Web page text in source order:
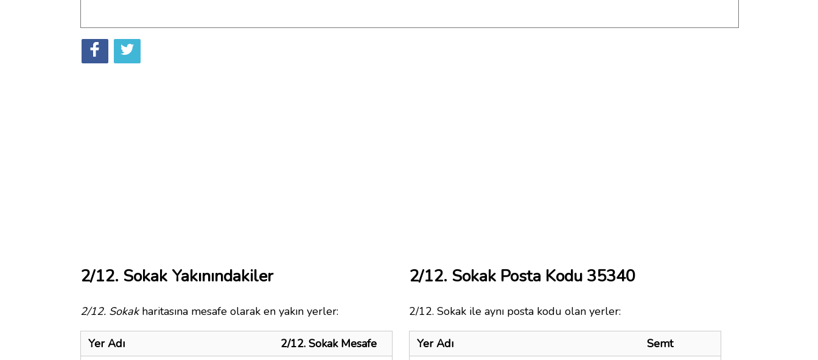
2/12. Sokak Yakınındakiler
2/12. Sokakharitasına mesafe olarak en yakın yerler:
Yer Adı
2/12. Sokak Mesafe
2/12. Sokak Posta Kodu 35340
2/12. Sokak ile aynı posta kodu olan yerler:
Yer Adı
Semt